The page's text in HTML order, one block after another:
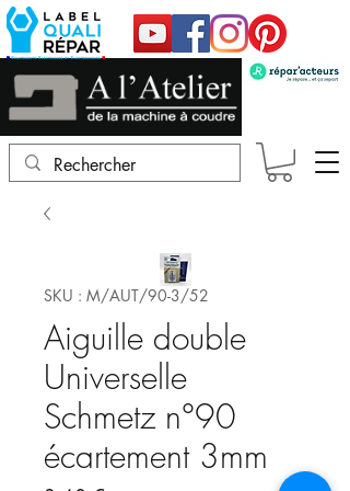
SKU : M/AUT/90-3/52
Aiguille double
Universelle
Schmetz n°90
écartement 3mm